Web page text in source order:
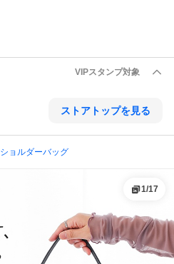
VIPスタンプ対象
ストアトップを見る
ショルダーバッグ
1/17